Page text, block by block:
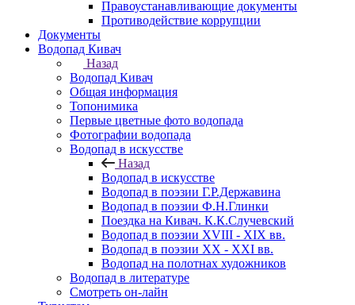
Правоустанавливающие документы
Противодействие коррупции
Документы
Водопад Кивач
Назад
Водопад Кивач
Общая информация
Топонимика
Первые цветные фото водопада
Фотографии водопада
Водопад в искусстве
Назад
Водопад в искусстве
Водопад в поэзии Г.Р.Державина
Водопад в поэзии Ф.Н.Глинки
Поездка на Кивач. К.К.Случевский
Водопад в поэзии XVIII - XIX вв.
Водопад в поэзии XX - XXI вв.
Водопад на полотнах художников
Водопад в литературе
Смотреть он-лайн